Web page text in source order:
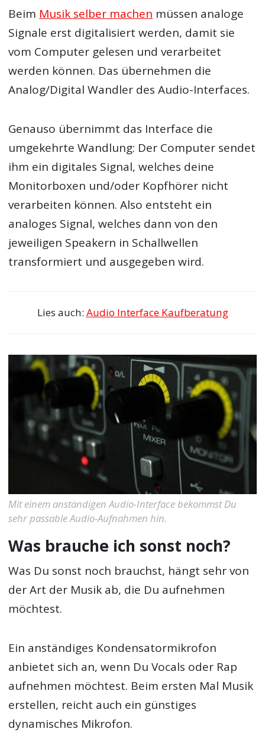
Beim Musik selber machen müssen analoge
Signale erst digitalisiert werden, damit sie
vom Computer gelesen und verarbeitet
werden können. Das übernehmen die
Analog/Digital Wandler des Audio-Interfaces.
Genauso übernimmt das Interface die
umgekehrte Wandlung: Der Computer sendet
ihm ein digitales Signal, welches deine
Monitorboxen und/oder Kopfhörer nicht
verarbeiten können. Also entsteht ein
analoges Signal, welches dann von den
jeweiligen Speakern in Schallwellen
transformiert und ausgegeben wird.
Lies auch: Audio Interface Kaufberatung
Mit einem anständigen Audio-Interface bekommst Du
sehr passable Audio-Aufnahmen hin.
Was brauche ich sonst noch?
Was Du sonst noch brauchst, hängt sehr von
der Art der Musik ab, die Du aufnehmen
möchtest.
Ein anständiges Kondensatormikrofon
anbietet sich an, wenn Du Vocals oder Rap
aufnehmen möchtest. Beim ersten Mal Musik
erstellen, reicht auch ein günstiges
dynamisches Mikrofon.